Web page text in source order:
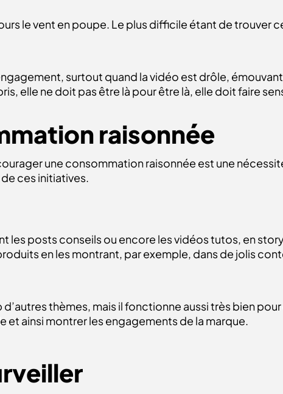
le vent en poupe. Le plus difficile étant de trouver
surtout quand la vidéo est drôle,
elle ne doit pas être là pour être là, elle doit faire
raisonnée
une consommation raisonnée est une
ces initiatives.
posts conseils ou encore les vidéos tutos, en
en les montrant, par exemple, dans de jolis
thèmes, mais il fonctionne aussi très bien
ainsi montrer les engagements de la marque.